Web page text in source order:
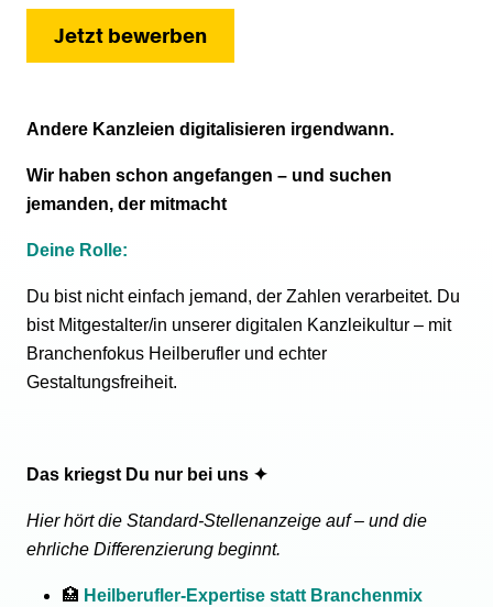
Jetzt bewerben
Andere Kanzleien digitalisieren irgendwann.
Wir haben schon angefangen – und suchen
jemanden, der mitmacht
Deine Rolle:
Du bist nicht einfach jemand, der Zahlen verarbeitet. Du
bist Mitgestalter/in unserer digitalen Kanzleikultur – mit
Branchenfokus Heilberufler und echter
Gestaltungsfreiheit.
Das kriegst Du nur bei uns ✦
Hier hört die Standard-Stellenanzeige auf – und die
ehrliche Differenzierung beginnt.
🏥 Heilberufler-Expertise statt Branchenmix